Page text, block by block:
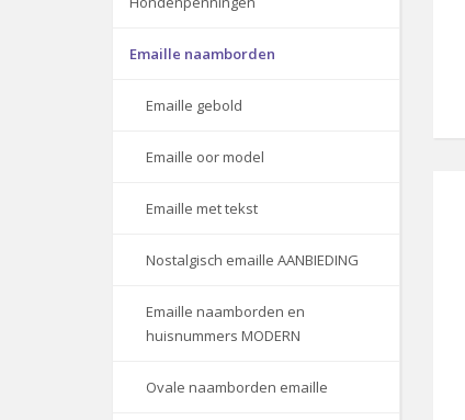
Emaille naamborden
Emaille gebold
Emaille oor model
Emaille met tekst
Nostalgisch emaille AANBIEDING
Emaille naamborden en
huisnummers MODERN
Ovale naamborden emaille